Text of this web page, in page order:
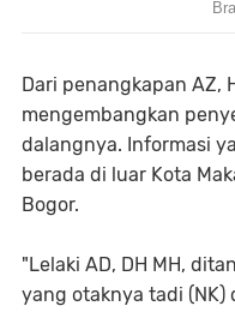
Dari penangkapan AZ,
mengembangkan
dalangnya. Informasi
berada di luar Kota
Bogor.
"Lelaki AD, DH MH,
yang otaknya tadi (NK)